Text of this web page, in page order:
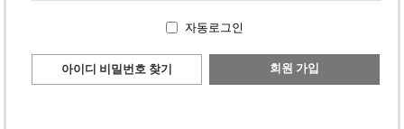
자동로그인
아이디 비밀번호 찾기 회원 가입